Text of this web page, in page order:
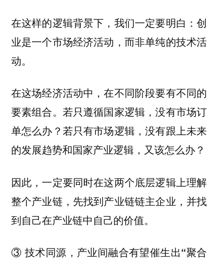
在这样的逻辑背景下，我们一定要明白：创
业是一个市场经济活动，而非单纯的技术活
动。
在这场经济活动中，在不同阶段要有不同的
要素组合。若只遵循国家逻辑，没有市场订
单怎么办？若只有市场逻辑，没有跟上未来
的发展趋势和国家产业逻辑，又该怎么办？
因此，一定要同时在这两个底层逻辑上理解
整个产业链，先找到产业链链主企业，并找
到自己在产业链中自己的价值。
③ 技术同源，产业间融合有望催生出“聚合